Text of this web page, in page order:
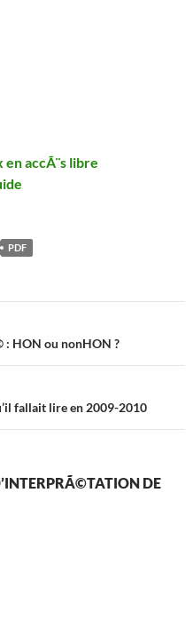
accÃ¨s libre
PDF
: HON ou nonHON ?
fallait lire en 2009-2010
DE